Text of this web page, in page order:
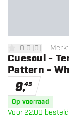
0 score sterren
0.0 [0] Merk:
Cuesoul -
Pattern -
9,45
Op voorraad
Voor 22:00